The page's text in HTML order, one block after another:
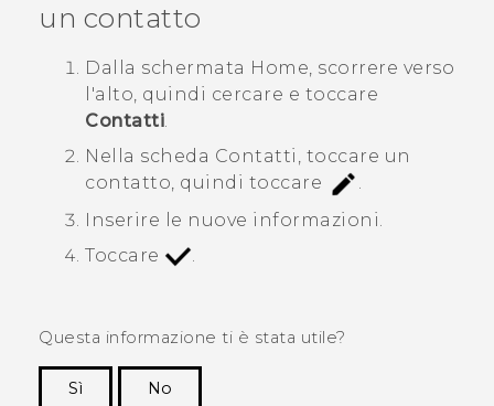
VIVERSE
ASSISTENZA
Accessori e dispositivi HTC
un contatto
Dalla schermata Home, scorrere verso
l'alto, quindi cercare e toccare
Contatti.
Nella scheda Contatti , toccare un
contatto, quindi toccare
.
Inserire le nuove informazioni.
Toccare
Questa informazione ti è stata utile?
Sì
No